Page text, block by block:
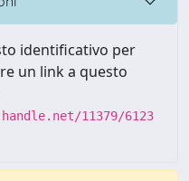
identificativo per
un link a questo
11379/6123